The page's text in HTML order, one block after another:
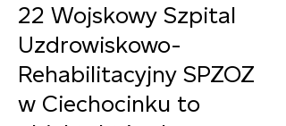
22 Wojskowy Szpital
Uzdrowiskowo-
Rehabilitacyjny SPZOZ
w Ciechocinku to